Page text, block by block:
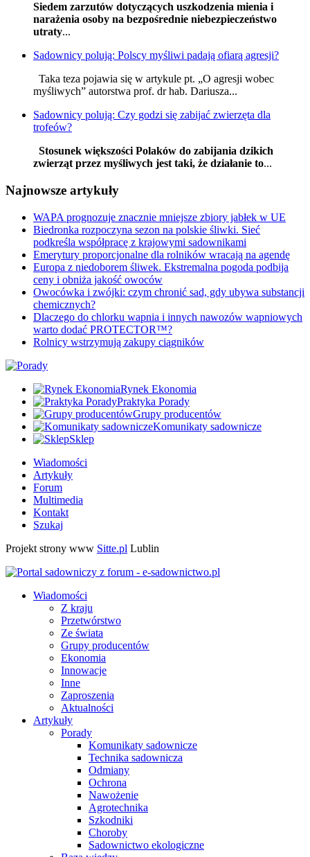
Siedem zarzutów dotyczących uszkodzenia mienia i
narażenia osoby na bezpośrednie niebezpieczeństwo
utraty...
Sadownicy polują: Polscy myśliwi padają ofiarą agresji?
Taka teza pojawia się w artykule pt. „O agresji wobec
myśliwych” autorstwa prof. dr hab. Dariusza...
Sadownicy polują: Czy godzi się zabijać zwierzęta dla
trofeów?
Stosunek większości Polaków do zabijania dzikich
zwierząt przez myśliwych jest taki, że działanie to...
Najnowsze artykuły
WAPA prognozuje znacznie mniejsze zbiory jabłek w UE
Biedronka rozpoczyna sezon na polskie śliwki. Sieć
podkreśla współpracę z krajowymi sadownikami
Emerytury proporcjonalne dla rolników wracają na agendę
Europa z niedoborem śliwek. Ekstremalna pogoda podbija
ceny i obniża jakość owoców
Owocówka i zwójki: czym chronić sad, gdy ubywa substancji
chemicznych?
Dlaczego do chlorku wapnia i innych nawozów wapniowych
warto dodać PROTECTOR™?
Rolnicy wstrzymują zakupy ciągników
Rynek Ekonomia
Praktyka Porady
Grupy producentów
Komunikaty sadownicze
Sklep
Wiadomości
Artykuły
Forum
Multimedia
Kontakt
Szukaj
Projekt strony www Sitte.pl Lublin
Wiadomości
Z kraju
Przetwórstwo
Ze świata
Grupy producentów
Ekonomia
Innowacje
Inne
Zaproszenia
Aktualności
Artykuły
Porady
Komunikaty sadownicze
Technika sadownicza
Odmiany
Ochrona
Nawożenie
Agrotechnika
Szkodniki
Choroby
Sadownictwo ekologiczne